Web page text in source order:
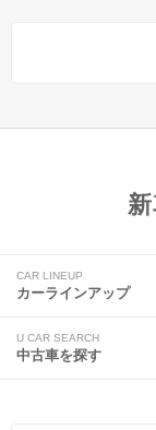
CAR LINEUP
カーラインアップ
U CAR SEARCH
中古車を探す